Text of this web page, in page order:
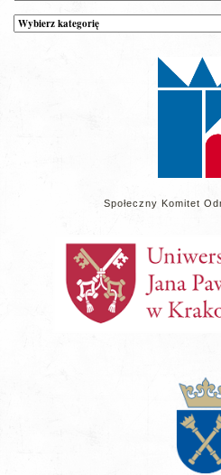
Kategorie
wpisów
Społeczny Komitet